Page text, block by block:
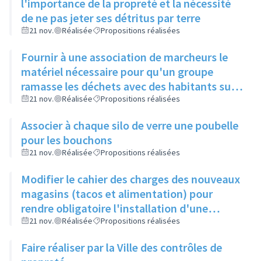
l'importance de la propreté et la nécessité
de ne pas jeter ses détritus par terre
21 nov. Réalisée Propositions réalisées
Fournir à une association de marcheurs le
matériel nécessaire pour qu'un groupe
ramasse les déchets avec des habitants sur
différents parcours
21 nov. Réalisée Propositions réalisées
Associer à chaque silo de verre une poubelle
pour les bouchons
21 nov. Réalisée Propositions réalisées
Modifier le cahier des charges des nouveaux
magasins (tacos et alimentation) pour
rendre obligatoire l'installation d'une
poubelle de taille suffisante, son vidage et le
21 nov. Réalisée Propositions réalisées
Faire réaliser par la Ville des contrôles de